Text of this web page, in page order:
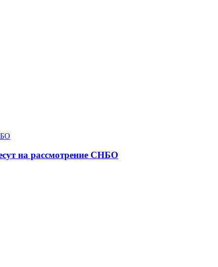
на рассмотрение СНБО